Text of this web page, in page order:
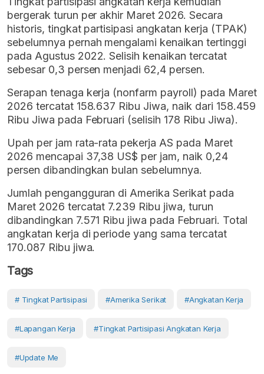
bergerak turun per akhir Maret 2026. Secara
historis, tingkat partisipasi angkatan kerja (TPAK)
sebelumnya pernah mengalami kenaikan tertinggi
pada Agustus 2022. Selisih kenaikan tercatat
sebesar 0,3 persen menjadi 62,4 persen.
Serapan tenaga kerja (nonfarm payroll) pada Maret
2026 tercatat 158.637 Ribu Jiwa, naik dari 158.459
Ribu Jiwa pada Februari (selisih 178 Ribu Jiwa).
Upah per jam rata-rata pekerja AS pada Maret
2026 mencapai 37,38 US$ per jam, naik 0,24
persen dibandingkan bulan sebelumnya.
Jumlah pengangguran di Amerika Serikat pada
Maret 2026 tercatat 7.239 Ribu jiwa, turun
dibandingkan 7.571 Ribu jiwa pada Februari. Total
angkatan kerja di periode yang sama tercatat
170.087 Ribu jiwa.
Tags
# Tingkat Partisipasi #Amerika Serikat #Angkatan Kerja
#lapangan Kerja #tingkat Partisipasi Angkatan Kerja
#Update Me